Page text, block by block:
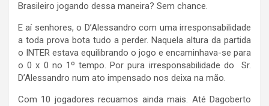
Brasileiro jogando dessa maneira? Sem chance.
E aí senhores, o D’Alessandro com uma irresponsabilidade
a toda prova bota tudo a perder. Naquela altura da partida
o INTER estava equilibrando o jogo e encaminhava-se para
o 0 x 0 no 1º tempo. Por pura irresponsabilidade do Sr.
D’Alessandro num ato impensado nos deixa na mão.
Com 10 jogadores recuamos ainda mais. Até Dagoberto